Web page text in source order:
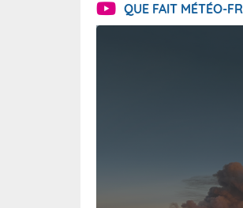
QUE FAIT MÉTÉO-